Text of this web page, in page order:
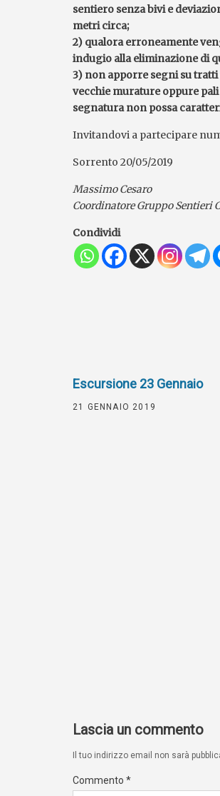
sentiero senza bivi e
metri circa;
2) qualora erroneamente
indugio alla eliminazione di
3) non apporre segni su
vecchie murature oppure
segnatura non possa
Invitandovi a partecipare
Sorrento 20/05/2019
Massimo Cesaro
Coordinatore Gruppo Sentieri
Condividi
Escursione 23 Gennaio
21 GENNAIO 2019
Lascia un commento
Il tuo indirizzo email non sarà
Commento *